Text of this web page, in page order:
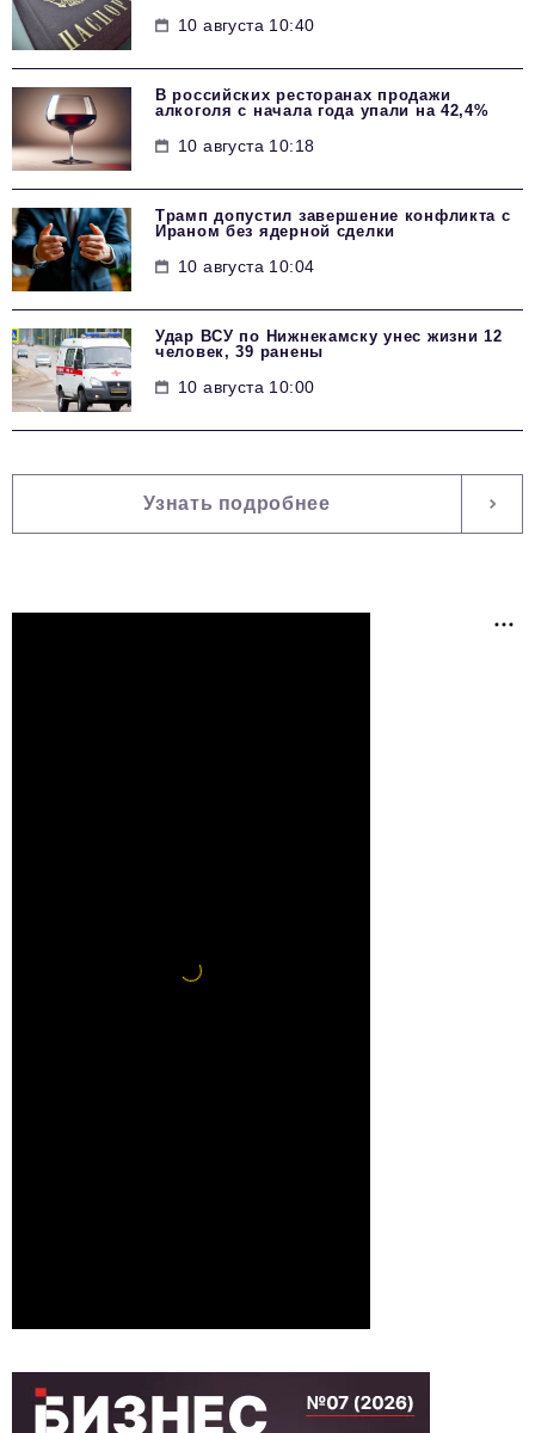
10 августа 10:40
В российских ресторанах продажи
алкоголя с начала года упали на 42,4%
10 августа 10:18
Трамп допустил завершение конфликта с
Ираном без ядерной сделки
10 августа 10:04
Удар ВСУ по Нижнекамску унес жизни 12
человек, 39 ранены
10 августа 10:00
Узнать подробнее